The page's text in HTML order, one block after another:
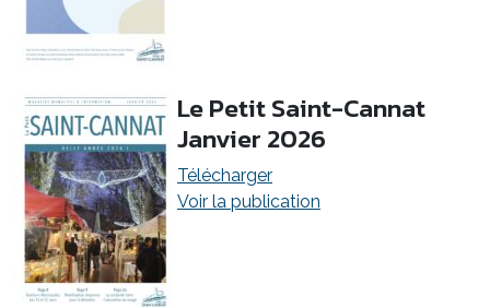
Le Petit Saint-Cannat
Janvier 2026
Télécharger
Voir la publication